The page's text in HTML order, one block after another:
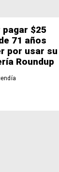
$25
71 años
por usar su
Roundup